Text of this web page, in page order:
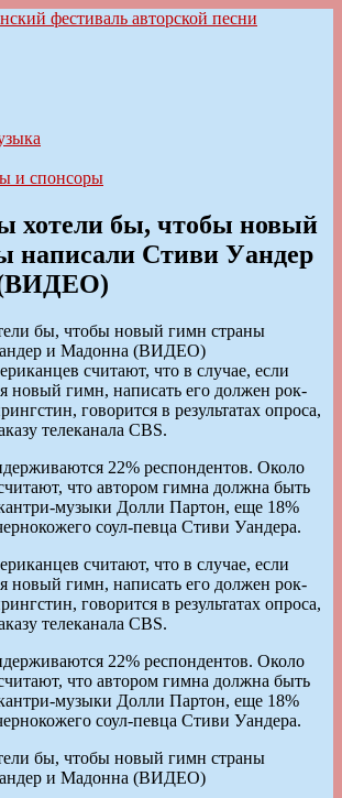
авторской песни
и спонсоры
хотели бы, чтобы новый
написали Стиви Уандер
считают, что в случае, если
новый гимн, написать его должен рок-
говорится в результатах опроса,
телеканала CBS.
22% респондентов. Около
что автором гимна должна быть
музыки Долли Партон, еще 18%
соул-певца Стиви Уандера.
считают, что в случае, если
новый гимн, написать его должен рок-
говорится в результатах опроса,
телеканала CBS.
22% респондентов. Около
что автором гимна должна быть
музыки Долли Партон, еще 18%
соул-певца Стиви Уандера.